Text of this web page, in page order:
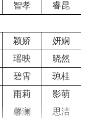
智孝
睿昆
颖娇
妍娴
瑶映
晓然
碧霄
琼桂
雨莉
影萌
馨澜
思洁